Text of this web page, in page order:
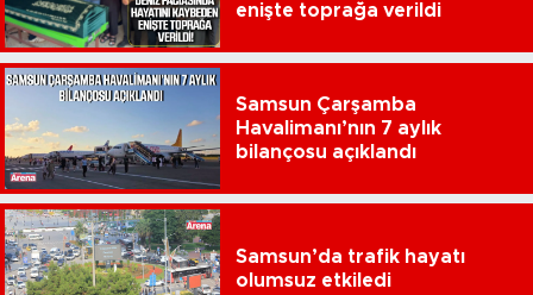
enişte toprağa verildi
Samsun Çarşamba
Havalimanı’nın 7 aylık
bilançosu açıklandı
Samsun’da trafik hayatı
olumsuz etkiledi